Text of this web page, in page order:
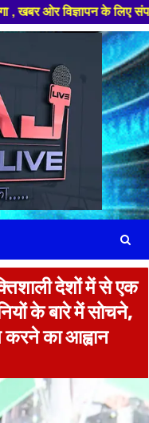
के लिए संपर्क करे +91
देशों में से एक
के बारे में सोचने,
करने का आह्वान